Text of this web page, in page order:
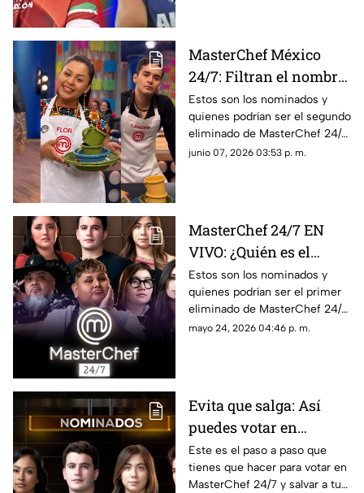
MasterChef México
24/7: Filtran el nombre
del tercer eliminado;
aquí dónde ver en VIVO
este 7 de junio
Estos son los nominados y
quienes podrían ser el segundo
eliminado de MasterChef 24/7.
Conoce todos los detalles en
junio 07, 2026 03:53 p. m.
MasterChef 24/7 EN
VIVO: ¿Quién es el
primer eliminado de
HOY domingo y dónde
ver la gala?
Estos son los nominados y
quienes podrían ser el primer
eliminado de MasterChef 24/7.
Conoce todos los detalles en
mayo 24, 2026 04:46 p. m.
Evita que salga: Así
puedes votar en
MasterChef 24/7 por el
sitio web de TV Azteca
Este es el paso a paso que
tienes que hacer para votar en
MasterChef 24/7 y salvar a tu